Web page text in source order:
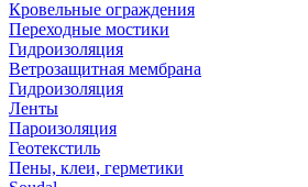
Кровельные ограждения
Переходные мостики
Гидроизоляция
Ветрозащитная мембрана
Гидроизоляция
Ленты
Пароизоляция
Геотекстиль
Пены, клеи, герметики